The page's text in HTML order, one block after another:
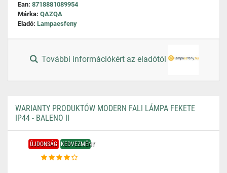
Ean: 8718881089954
Márka: QAZQA
Eladó: Lampaesfeny
További információkért az eladótól
WARIANTY PRODUKTÓW MODERN FALI LÁMPA FEKETE
IP44 - BALENO II
ÚJDONSÁG KEDVEZMÉNY